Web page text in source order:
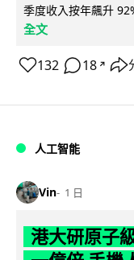
季度收入按年飆升
全文
132 18 ↗
人工智能
Vin 1 日
港大研原子